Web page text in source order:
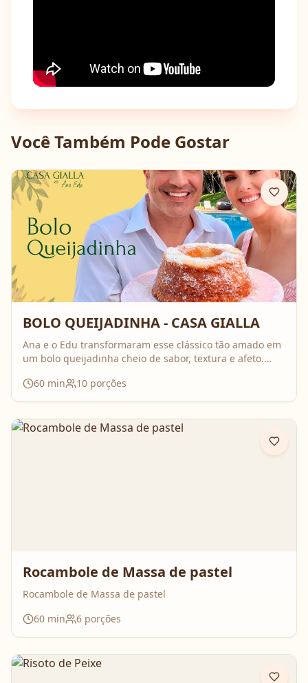
Você Também Pode Gostar
BOLO QUEIJADINHA - CASA GIALLA
Ana e o Edu transformaram esse clássico tão amado em
um bolo queijadinha cheio de sabor, textura e afeto.
que surpreende no resultado e perfuma a casa inteira
enquanto assa. Aperte o play, acompanhe o passo a
impossível de resistir 💛
60 min 10 porções
Rocambole de Massa de pastel
Rocambole de Massa de pastel
60 min 6 porções